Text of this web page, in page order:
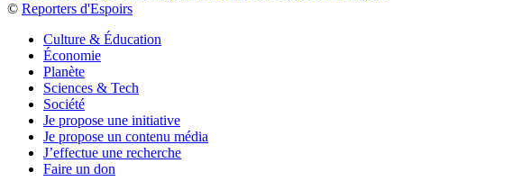
© Reporters d'Espoirs
Culture & Éducation
Économie
Planète
Sciences & Tech
Société
Je propose une initiative
Je propose un contenu média
J’effectue une recherche
Faire un don